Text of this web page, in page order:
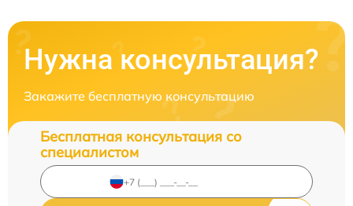
Нужна консультация?
Закажите бесплатную консультацию
Бесплатная консультация со
специалистом